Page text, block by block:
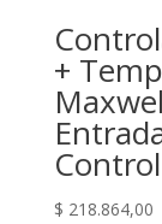
+
$ 218.864,00